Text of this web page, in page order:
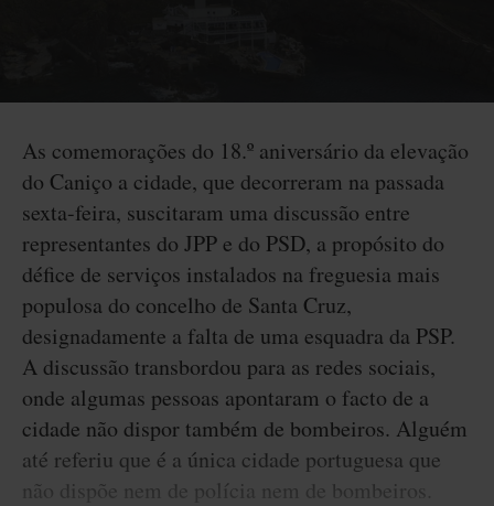
As comemorações do 18.º aniversário da elevação
do Caniço a cidade, que decorreram na passada
sexta-feira, suscitaram uma discussão entre
representantes do JPP e do PSD, a propósito do
défice de serviços instalados na freguesia mais
populosa do concelho de Santa Cruz,
designadamente a falta de uma esquadra da PSP.
A discussão transbordou para as redes sociais,
onde algumas pessoas apontaram o facto de a
cidade não dispor também de bombeiros. Alguém
até referiu que é a única cidade portuguesa que
não dispõe nem de polícia nem de bombeiros.